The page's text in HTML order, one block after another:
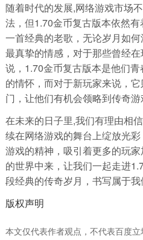
随着时代的发展,网络游戏市场
法，但1.70金币复古版本依然
一首经典的老歌，无论岁月如
最真挚的情感，对于那些曾经
说，1.70金币复古版本是他们
的情怀，而对于新玩家来说，
门，让他们有机会领略到传奇游
在未来的日子里,我们有理由相
续在网络游戏的舞台上绽放光
游戏的精神，吸引着更多的玩
的世界中来，让我们一起走进
段经典的传奇岁月，书写属于我
版权声明
本文仅代表作者观点，不代表百度立